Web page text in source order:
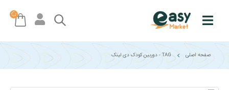
صفحه اصلی TAG - دوربین کودک دی لینک